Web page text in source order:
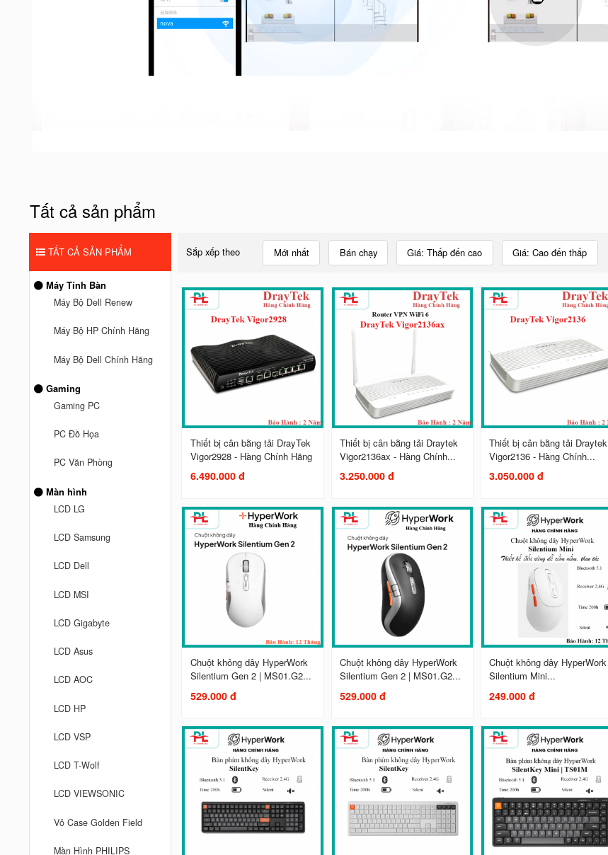
Tất cả sản phẩm
TẤT CẢ SẢN PHẨM
Máy Tính Bàn
Máy Bộ Dell Renew
Máy Bộ HP Chính Hãng
Máy Bộ Dell Chính Hãng
Gaming
Gaming PC
PC Đồ Họa
PC Văn Phòng
Màn hình
LCD LG
LCD Samsung
LCD Dell
LCD MSI
LCD Gigabyte
LCD Asus
LCD AOC
LCD HP
LCD VSP
LCD T-Wolf
LCD VIEWSONIC
Vỏ Case Golden Field
Màn Hình PHILIPS
Sắp xếp theo Mới nhất Bán chạy Giá: Thấp đến cao Giá: Cao đến thấp
Thiết bị cân bằng tải DrayTek
Vigor2928 - Hàng Chính Hãng
6.490.000 đ
Thiết bị cân bằng tải Draytek
Vigor2136ax - Hàng Chính...
3.250.000 đ
Thiết bị cân bằng tải Draytek
Vigor2136 - Hàng Chính...
3.050.000 đ
Chuột không dây HyperWork
Silentium Gen 2 | MS01.G2...
529.000 đ
Chuột không dây HyperWork
Silentium Gen 2 | MS01.G2...
529.000 đ
Chuột không dây HyperWork
Silentium Mini...
249.000 đ